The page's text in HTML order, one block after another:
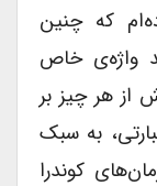
که چنین
واژه‌ی خاص
هر چیز بر
به سبک
کوندرا